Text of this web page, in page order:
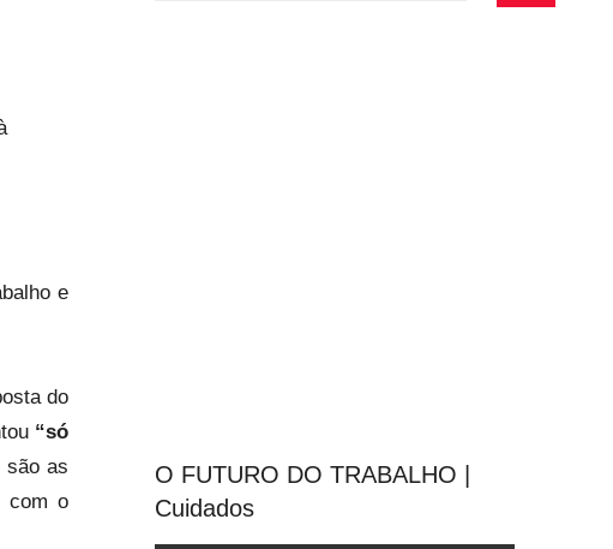
e
do
“só
são as
com o
O FUTURO DO TRABALHO |
Cuidados